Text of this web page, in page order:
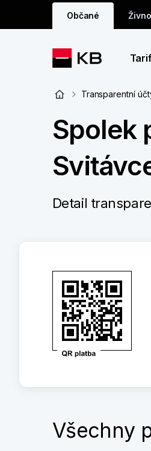
Občané
Transparentní
Spolek
Detail
Všechny